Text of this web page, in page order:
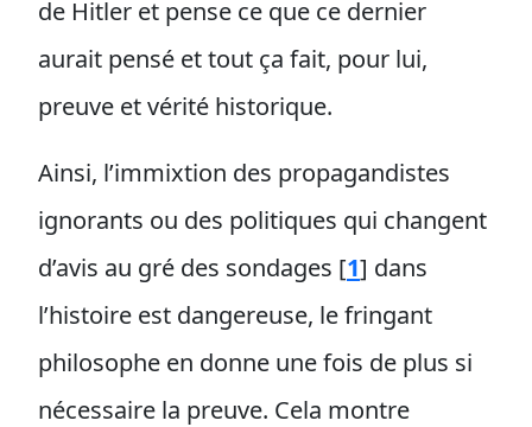
de Hitler et pense ce que ce dernier
aurait pensé et tout ça fait, pour lui,
preuve et vérité historique.
Ainsi, l’immixtion des propagandistes
ignorants ou des politiques qui changent
d’avis au gré des sondages [1] dans
l’histoire est dangereuse, le fringant
philosophe en donne une fois de plus si
nécessaire la preuve. Cela montre